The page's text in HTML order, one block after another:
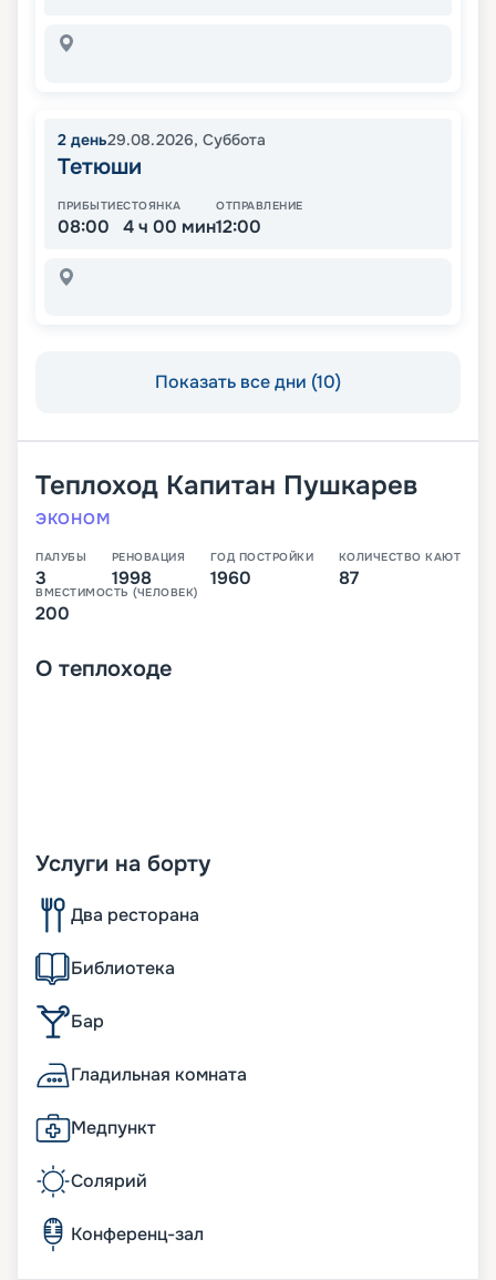
2 день29.08.2026, Суббота
Тетюши
ПРИБЫТИЕ
08:00
СТОЯНКА
4 ч 00 мин
ОТПРАВЛЕНИЕ
12:00
Показать все дни (10)
Теплоход Капитан Пушкарев
ЭКОНОМ
ПАЛУБЫ
3
РЕНОВАЦИЯ
1998
ГОД ПОСТРОЙКИ
1960
КОЛИЧЕСТВО КАЮТ
87
ВМЕСТИМОСТЬ (ЧЕЛОВЕК)
200
О теплоходе
Услуги на борту
Два ресторана
Библиотека
Бар
Гладильная комната
Медпункт
Солярий
Конференц-зал